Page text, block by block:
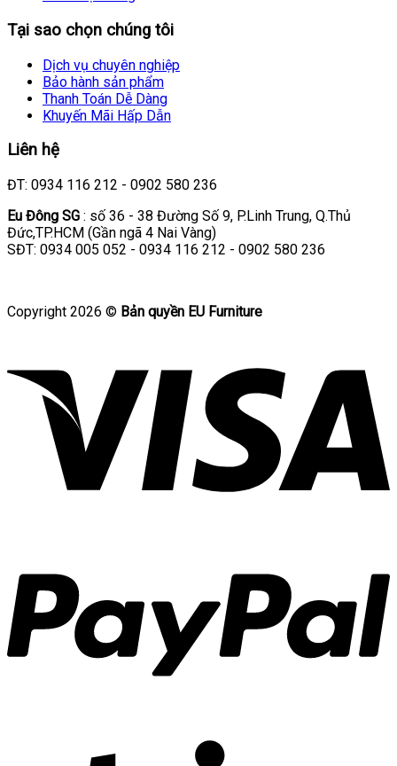
Tại sao chọn chúng tôi
Dịch vụ chuyên nghiệp
Bảo hành sản phẩm
Thanh Toán Dễ Dàng
Khuyến Mãi Hấp Dẫn
Liên hệ
ĐT: 0934 116 212 - 0902 580 236
Eu Đông SG : số 36 - 38 Đường Số 9, P.Linh Trung, Q.Thủ
Đức,TP.HCM (Gần ngã 4 Nai Vàng)
SĐT: 0934 005 052 - 0934 116 212 - 0902 580 236
Copyright 2026 © Bản quyền EU Furniture